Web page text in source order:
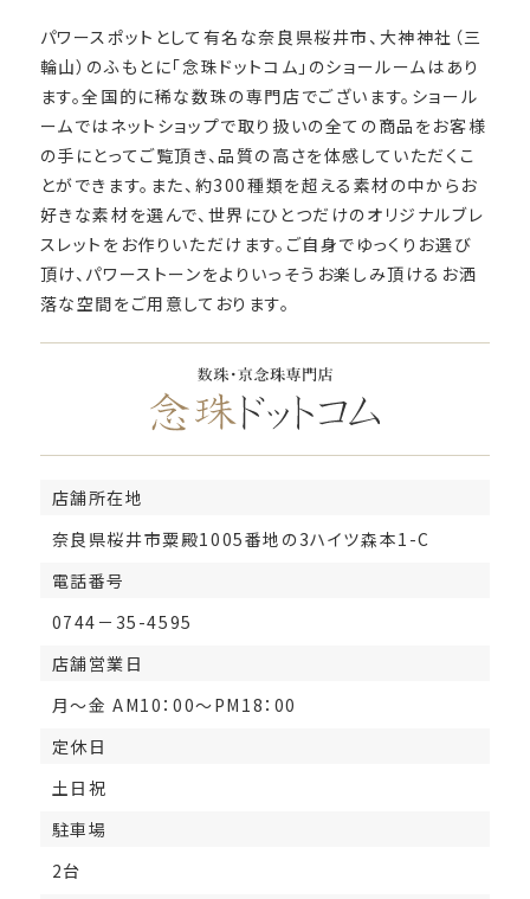
パワースポットとして有名な奈良県桜井市、大神神社（三
輪山）のふもとに「念珠ドットコム」のショールームはあり
ます。全国的に稀な数珠の専門店でございます。ショール
ームではネットショップで取り扱いの全ての商品をお客様
の手にとってご覧頂き、品質の高さを体感していただくこ
とができます。また、約300種類を超える素材の中からお
好きな素材を選んで、世界にひとつだけのオリジナルブレ
スレットをお作りいただけます。ご自身でゆっくりお選び
頂け、パワーストーンをよりいっそうお楽しみ頂けるお洒
落な空間をご用意しております。
店舗所在地
奈良県桜井市粟殿1005番地の3ハイツ森本1-C
電話番号
0744－35-4595
店舗営業日
月～金 AM10：00～PM18：00
定休日
土日祝
駐車場
2台